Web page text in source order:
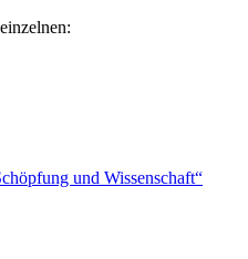
und Wissenschaft“